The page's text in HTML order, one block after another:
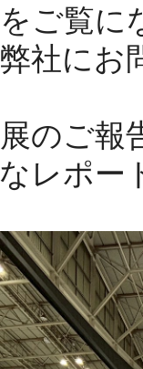
ご覧に
社にお
のご報
レポー